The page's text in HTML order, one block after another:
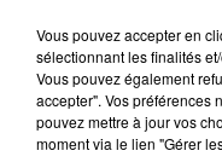
TITRES DIFFUSÉS
0h22
0h22
Vous pouvez accepter en
sélectionnant les finalités
Vous pouvez également
accepter". Vos préférences
pouvez mettre à jour vos
moment via le lien "Gérer